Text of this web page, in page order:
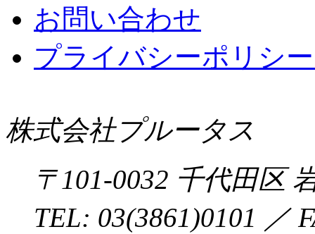
お問い合わせ
プライバシーポリシ
株式会社プルータス
〒101-0032 千代田区
TEL: 03(3861)0101 ／